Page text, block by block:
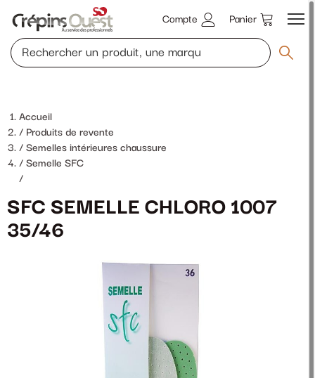
Compte Panier
Accueil
Produits de revente
Semelles intérieures chaussure
Semelle SFC
/
SFC SEMELLE CHLORO 1007
35/46